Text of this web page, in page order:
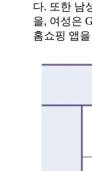
다. 또한 남
을, 여성은
홈쇼핑 앱